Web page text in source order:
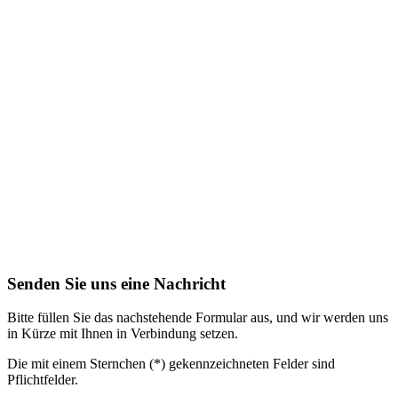
Senden Sie uns eine Nachricht
Bitte füllen Sie das nachstehende Formular aus, und wir werden uns
in Kürze mit Ihnen in Verbindung setzen.
Die mit einem Sternchen (*) gekennzeichneten Felder sind
Pflichtfelder.